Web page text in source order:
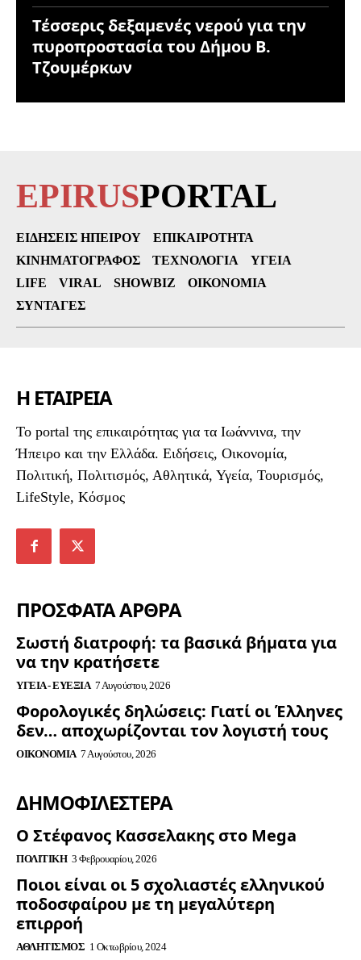
Τέσσερις δεξαμενές νερού για την
πυροπροστασία του Δήμου Β.
Τζουμέρκων
EPIRUSPORTAL
ΕΙΔΉΣΕΙΣ ΗΠΕΊΡΟΥ
ΕΠΙΚΑΙΡΌΤΗΤΑ
ΚΙΝΗΜΑΤΟΓΡΆΦΟΣ
ΤΕΧΝΟΛΟΓΊΑ
ΥΓΕΊΑ
LIFE
VIRAL SHOWBIZ
ΟΙΚΟΝΟΜΊΑ
ΣΥΝΤΑΓΈΣ
Η ΕΤΑΙΡΕΙΑ
To portal της επικαιρότητας για τα Ιωάννινα, την
Ήπειρο και την Ελλάδα. Ειδήσεις, Οικονομία,
Πολιτική, Πολιτισμός, Αθλητικά, Υγεία, Τουρισμός,
LifeStyle, Κόσμος
ΠΡΟΣΦΑΤΑ ΑΡΘΡΑ
Σωστή διατροφή: τα βασικά βήματα για
να την κρατήσετε
ΥΓΕΊΑ - ΕΥΕΞΊΑ 7 Αυγούστου, 2026
Φορολογικές δηλώσεις: Γιατί οι Έλληνες
δεν… αποχωρίζονται τον λογιστή τους
ΟΙΚΟΝΟΜΊΑ 7 Αυγούστου, 2026
ΔΗΜΟΦΙΛΈΣΤΕΡΑ
Ο Στέφανος Κασσελακης στο Mega
ΠΟΛΙΤΙΚΉ 3 Φεβρουαρίου, 2026
Ποιοι είναι οι 5 σχολιαστές ελληνικού
ποδοσφαίρου με τη μεγαλύτερη
επιρροή
ΑΘΛΗΤΙΣΜΌΣ 1 Οκτωβρίου, 2024